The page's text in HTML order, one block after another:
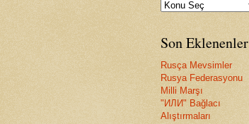
Son Eklenenler
Rusça Mevsimler
Rusya Federasyonu
Milli Marşı
"ИЛИ" Bağlacı
Alıştırmaları